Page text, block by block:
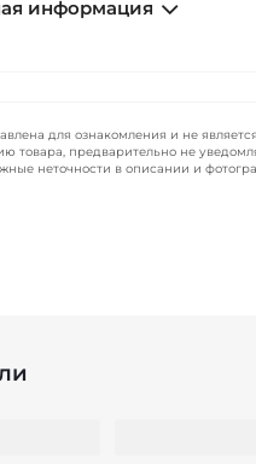
информация
для ознакомления и не
товара, предварительно не
неточности в описании и